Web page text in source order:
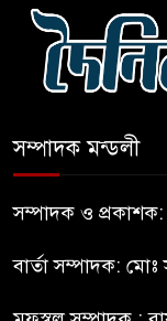
সম্পাদক মন্ডলী
সম্পাদক ও
বার্তা সম্পাদক: মোঃ